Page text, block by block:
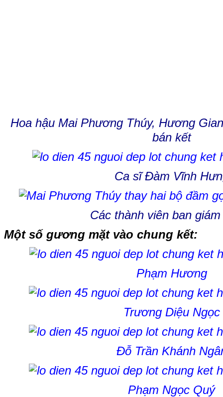
Hoa hậu Mai Phương Thúy, Hương
bán kết
Ca sĩ Đàm Vĩnh
Các thành viên ban
Một số gương mặt vào chung kết:
Phạm Hương
Trương Diệu Ngọc
Đỗ Trần Khánh
Phạm Ngọc Quý